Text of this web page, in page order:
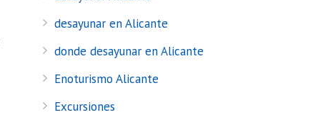
desayunar en Alicante
donde desayunar en Alicante
Enoturismo Alicante
Excursiones